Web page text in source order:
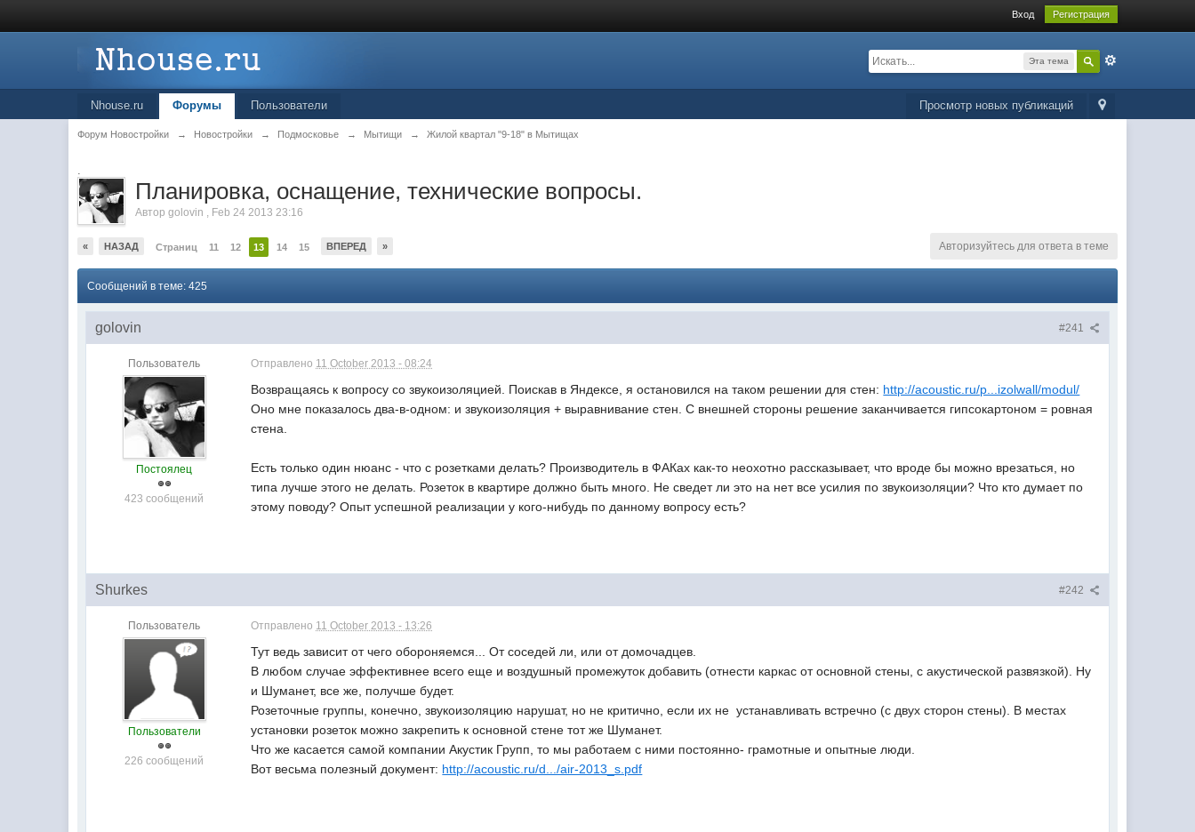
Вход Регистрация
Эта тема
Просмотр новых публикаций
Nhouse.ru Форумы Пользователи
Форум Новостройки → Новостройки → Подмосковье → Мытищи → Жилой квартал "9-18" в Мытищах
.
Планировка, оснащение, технические вопросы.
Авторgolovin , Feb 24 2013 23:16
« НАЗАД Страниц 11 12 13 14 15 ВПЕРЕД » Авторизуйтесь для ответа в теме
Сообщений в теме: 425
#241
golovin
Пользователь
Постоялец
423 сообщений
Отправлено 11 October 2013 - 08:24
Возвращаясь к вопросу со звукоизоляцией. Поискав в Яндексе, я остановился на таком решении для стен: http://acoustic.ru/p...izolwall/modul/
Оно мне показалось два-в-одном: и звукоизоляция + выравнивание стен. С внешней стороны решение заканчивается гипсокартоном = ровная
стена.
Есть только один нюанс - что с розетками делать? Производитель в ФАКах как-то неохотно рассказывает, что вроде бы можно врезаться, но
типа лучше этого не делать. Розеток в квартире должно быть много. Не сведет ли это на нет все усилия по звукоизоляции? Что кто думает по
этому поводу? Опыт успешной реализации у кого-нибудь по данному вопросу есть?
#242
Shurkes
Пользователь
Пользователи
226 сообщений
Отправлено 11 October 2013 - 13:26
Тут ведь зависит от чего обороняемся... От соседей ли, или от домочадцев.
В любом случае эффективнее всего еще и воздушный промежуток добавить (отнести каркас от основной стены, с акустической развязкой). Ну
и Шуманет, все же, получше будет.
Розеточные группы, конечно, звукоизоляцию нарушат, но не критично, если их не устанавливать встречно (с двух сторон стены). В местах
установки розеток можно закрепить к основной стене тот же Шуманет.
Что же касается самой компании Акустик Групп, то мы работаем с ними постоянно- грамотные и опытные люди.
Вот весьма полезный документ: http://acoustic.ru/d.../air-2013_s.pdf